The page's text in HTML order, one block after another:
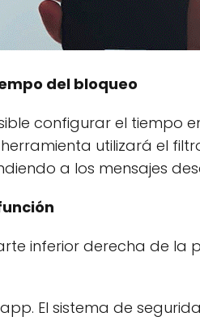
del bloqueo
configurar el tiempo
utilizará el
a los mensajes
inferior derecha de
El sistema de